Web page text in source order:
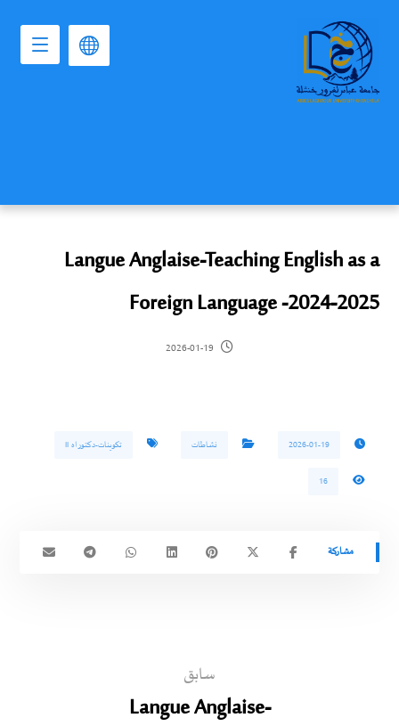
Langue Anglaise-Teaching English as a
Foreign Language -2024-2025
2026-01-19
2026-01-19 نشاطات تكوينات-دكتوراه ll
16
سابق
Langue Anglaise-